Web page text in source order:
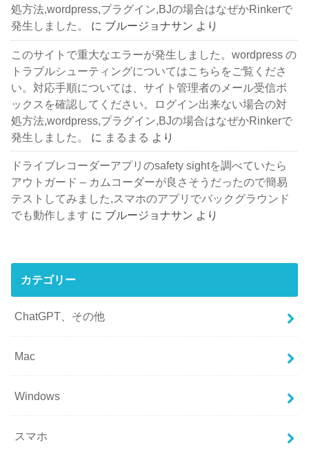
処方法,wordpress,プラグイン,BJの場合はなぜかRinkerで
発生しました。
に ブルージョナサン より
このサイトで重大なエラーが発生しました。wordpress の
トラブルシューティングについてはこちらをご覧くださ
い。対応手順については、サイト管理者のメール受信ボ
ックスを確認してください。ログイン出来ない場合の対
処方法,wordpress,プラグイン,BJの場合はなぜかRinkerで
発生しました。
に まるまる より
ドライブレコーダーアプリのsafety sightを調べていたら
アウトガード – カムコーダーが良さそうだったので簡易
テストしてみました,スマホのアプリでバックグラウンド
でも動作します に ブルージョナサン より
カテゴリー
ChatGPT、その他
Mac
Windows
スマホ